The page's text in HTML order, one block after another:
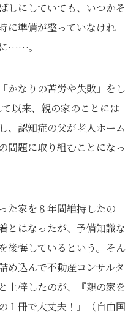
しにしていても、いつかそ
に準備が整っていなけれ
……。
かなりの苦労や失敗」をし
以来、親の家のことには
、認知症の父が老人ホーム
問題に取り組むことになっ
た家を８年間維持したの
とはなったが、予備知識な
後悔しているという。そん
め込んで不動産コンサルタ
上梓したのが、『親の家を
１冊で大丈夫！』（‎自由国